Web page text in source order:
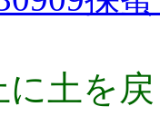
土を